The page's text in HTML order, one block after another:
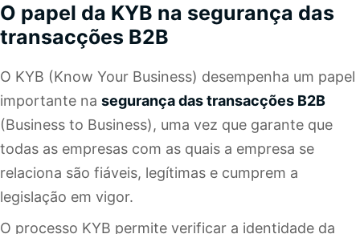
O papel da KYB na segurança das
transacções B2B
O KYB (Know Your Business) desempenha um papel
importante na segurança das transacções B2B
(Business to Business), uma vez que garante que
todas as empresas com as quais a empresa se
relaciona são fiáveis, legítimas e cumprem a
legislação em vigor.
O processo KYB permite verificar a identidade da